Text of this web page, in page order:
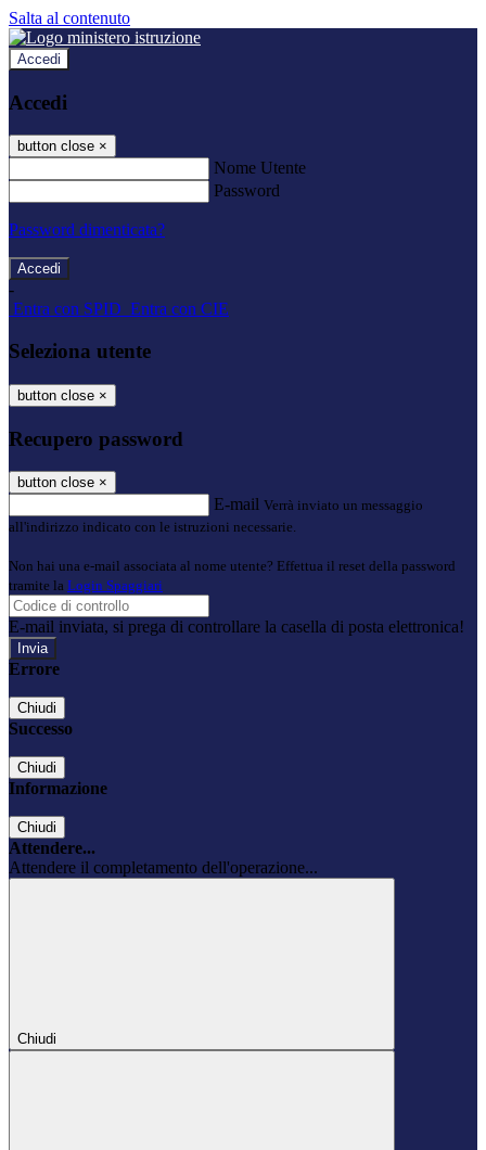
Salta al contenuto
Accedi
Accedi
button close ×
Nome Utente
Password
Password dimenticata?
-
Entra con SPID Entra con CIE
Seleziona utente
button close ×
Recupero password
button close ×
E-mail Verrà inviato un messaggio
all'indirizzo indicato con le istruzioni necessarie.
Non hai una e-mail associata al nome utente? Effettua il reset della password
tramite la Login Spaggiari
E-mail inviata, si prega di controllare la casella di posta elettronica!
Errore
Chiudi
Successo
Chiudi
Informazione
Chiudi
Attendere...
Attendere il completamento dell'operazione...
Chiudi